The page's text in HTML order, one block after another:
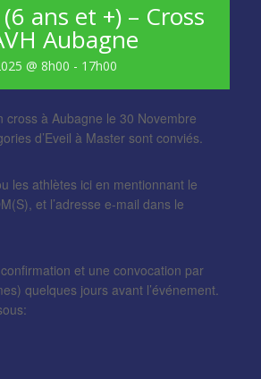
ans et +) – Cross
Aubagne
@ 8h00 - 17h00
cross à Aubagne le 30 Novembre
d’Eveil à Master sont conviés.
les athlètes ici en mentionnant le
et l’adresse e-mail dans le
et une convocation par
quelques jours avant l’événement.